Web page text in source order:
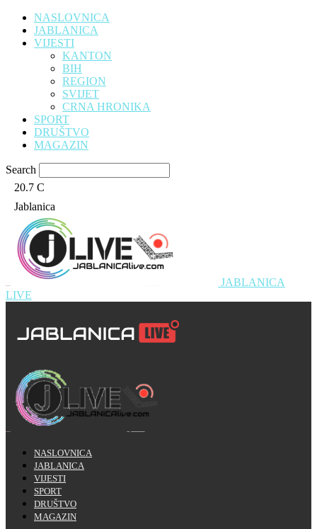
NASLOVNICA
JABLANICA
VIJESTI
KANTON
BIH
REGION
SVIJET
CRNA HRONIKA
SPORT
DRUŠTVO
MAGAZIN
Search
20.7 C
Jablanica
JABLANICA
LIVE
NASLOVNICA
JABLANICA
VIJESTI
SPORT
DRUŠTVO
MAGAZIN